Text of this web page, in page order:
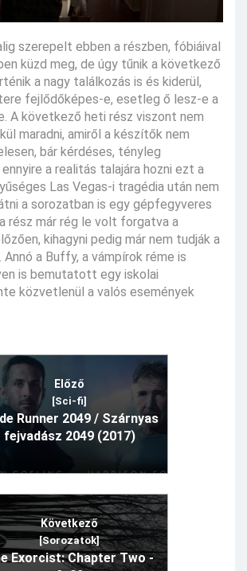
szerepelt ebben a részben, fóbiáival
küzd meg, de úgy tűnik a következő
a nagy találkozás is és kiderül,
fejlődőképes-e, esetleg ő lesz-e a
A következő heti rész viszont nem
maradni, amiről a készítők nem
bár kérdéses, tényleg
a realitás talajára hozni ezt a
Las Vegas-i tragédia után nem
a sorozatban is egy gépfegyveres
rész már rég le volt forgatva a
kihagyni pedig már nem tudják a
a Buffy, a vámpírok réme is
is bemutatott egy iskolai
közvetlenül a valós események
Előző
[Sci-fi]
Runner 2049 / Szárnyas
fejvadász 2049 (2017)
Következő
[Sorozatok]
Exorcist: Chapter Two -